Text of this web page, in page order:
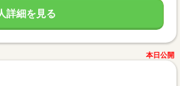
詳細を見る
本日公開